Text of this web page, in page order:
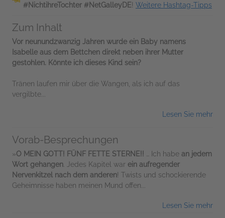
#NichtihreTochter #NetGalleyDE! Weitere Hashtag-Tipps
Zum Inhalt
Vor neunundzwanzig Jahren wurde ein Baby namens
Isabelle aus dem Bettchen direkt neben ihrer Mutter
gestohlen. Könnte ich dieses Kind sein?
Tränen laufen mir über die Wangen, als ich auf das
vergilbte...
Lesen Sie mehr
Vorab-Besprechungen
»O MEIN GOTT! FÜNF FETTE STERNE!! … Ich habe an jedem
Wort gehangen . Jedes Kapitel war ein aufregender
Nervenkitzel nach dem anderen! Twists und schockierende
Geheimnisse haben meinen Mund offen...
Lesen Sie mehr